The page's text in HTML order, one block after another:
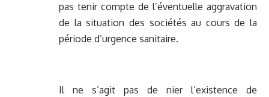
pas tenir compte de l’éventuelle aggravation
de la situation des sociétés au cours de la
période d’urgence sanitaire.
Il ne s’agit pas de nier l’existence de